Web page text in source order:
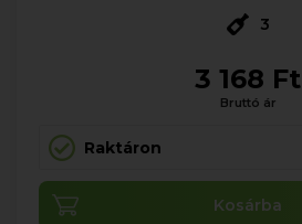
3
3 168 Ft
Bruttó ár
Raktáron
Kosárba